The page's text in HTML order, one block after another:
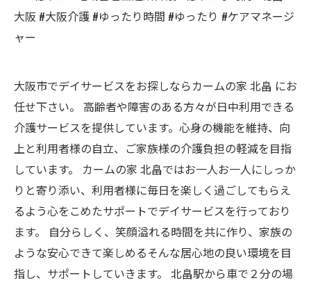
大阪 #大阪介護 #ゆったり時間 #ゆったり #ケアマネージ
ャー
大阪市でデイサービスをお探しならカームの家 北畠 にお
任せ下さい。 高齢者や障害のある方々が日中利用できる
介護サービスを提供しています。心身の機能を維持、向
上と利用者様の自立、ご家族様の介護負担の軽減を目指
しています。 カームの家 北畠ではお一人お一人にしっか
りと寄り添い、利用者様に毎日を楽しく過ごしてもらえ
るよう心をこめたサポートでデイサービスを行っており
ます。 自分らしく、笑顔溢れる時間を共に作り、家族の
ような安心できて楽しめるそんな居心地の良い環境を目
指し、サポートしていきます。 北畠駅から車で２分の場